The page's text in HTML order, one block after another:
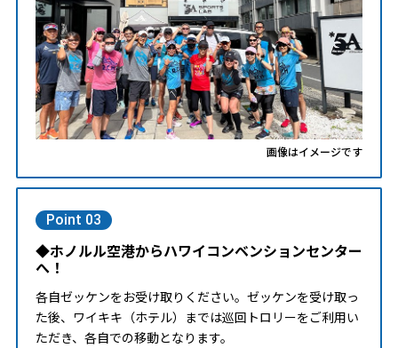
画像はイメージです
Point 03
◆ホノルル空港からハワイコンベンションセンター
へ！
各自ゼッケンをお受け取りください。ゼッケンを受け取っ
た後、ワイキキ（ホテル）までは巡回トロリーをご利用い
ただき、各自での移動となります。